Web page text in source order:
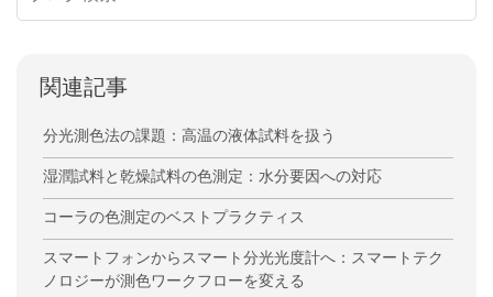
関連記事
分光測色法の課題：高温の液体試料を扱う
湿潤試料と乾燥試料の色測定：水分要因への対応
コーラの色測定のベストプラクティス
スマートフォンからスマート分光光度計へ：スマートテク
ノロジーが測色ワークフローを変える